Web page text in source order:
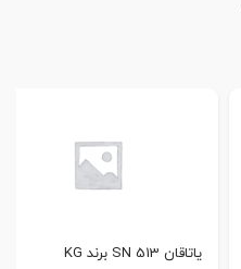
یاتاقان SN 513 برند KG